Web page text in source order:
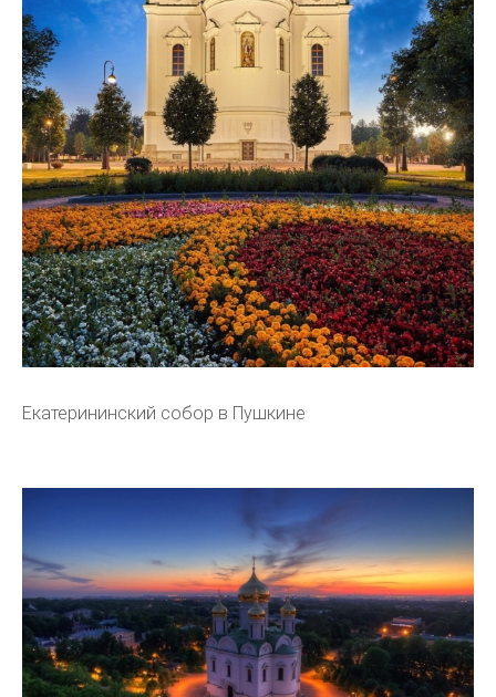
Екатерининский собор в Пушкине